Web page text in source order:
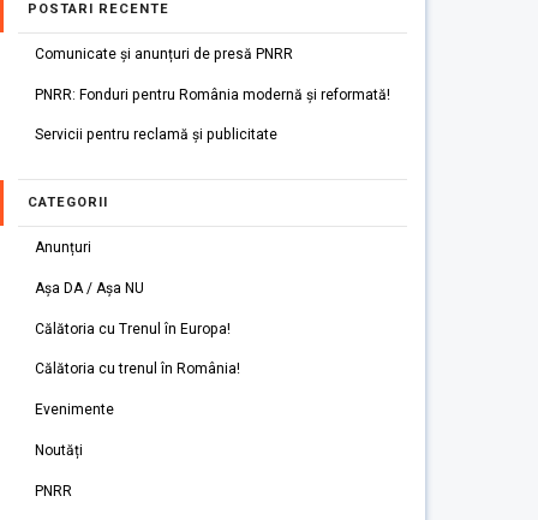
POSTARI RECENTE
Comunicate și anunțuri de presă PNRR
PNRR: Fonduri pentru România modernă și reformată!
Servicii pentru reclamă și publicitate
CATEGORII
Anunțuri
Așa DA / Așa NU
Călătoria cu Trenul în Europa!
Călătoria cu trenul în România!
Evenimente
Noutăți
PNRR